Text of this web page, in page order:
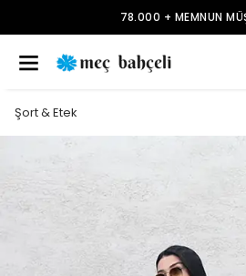
78.000 + MEMNUN
Şort & Etek